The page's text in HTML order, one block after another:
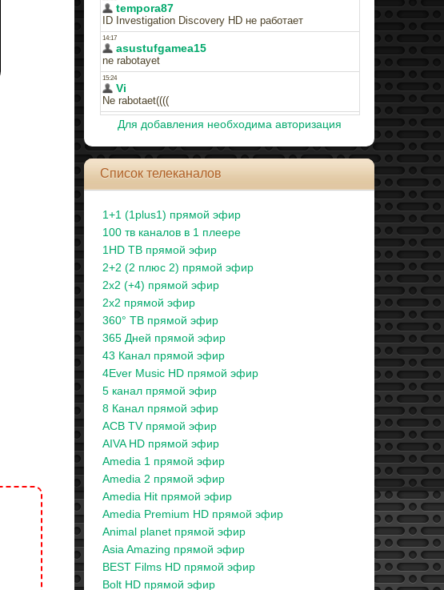
Для добавления необходима авторизация
Список телеканалов
1+1 (1plus1) прямой эфир
100 тв каналов в 1 плеере
1HD ТВ прямой эфир
2+2 (2 плюс 2) прямой эфир
2x2 (+4) прямой эфир
2x2 прямой эфир
360° ТВ прямой эфир
365 Дней прямой эфир
43 Канал прямой эфир
4Ever Music HD прямой эфир
5 канал прямой эфир
8 Канал прямой эфир
ACB TV прямой эфир
AIVA HD прямой эфир
Amedia 1 прямой эфир
Amedia 2 прямой эфир
Amedia Hit прямой эфир
Amedia Premium HD прямой эфир
Animal planet прямой эфир
Asia Amazing прямой эфир
BEST Films HD прямой эфир
Bolt HD прямой эфир